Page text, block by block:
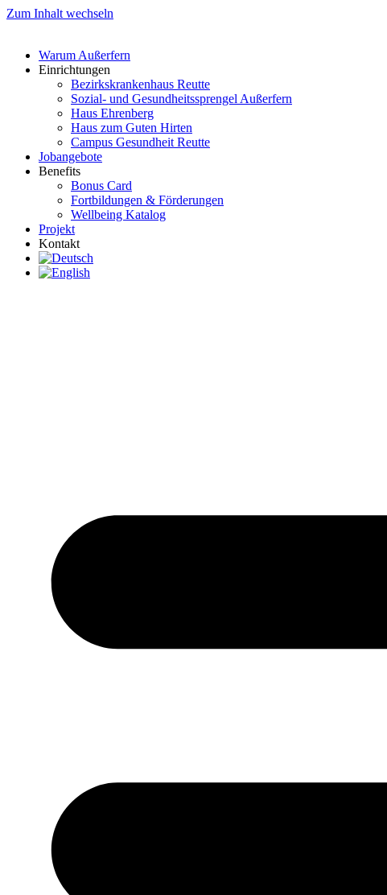
Zum Inhalt wechseln
Warum Außerfern
Einrichtungen
Bezirkskrankenhaus Reutte
Sozial- und Gesundheitssprengel Außerfern
Haus Ehrenberg
Haus zum Guten Hirten
Campus Gesundheit Reutte
Jobangebote
Benefits
Bonus Card
Fortbildungen & Förderungen
Wellbeing Katalog
Projekt
Kontakt